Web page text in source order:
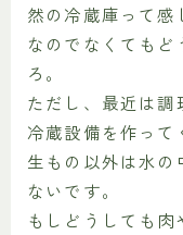
然の冷蔵庫って感
なのでなくても
ろ。
ただし、最近は調
冷蔵設備を作って
生もの以外は水
ないです。
もしどうしても肉